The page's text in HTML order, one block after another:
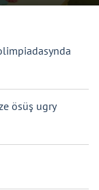
ösüş ugry